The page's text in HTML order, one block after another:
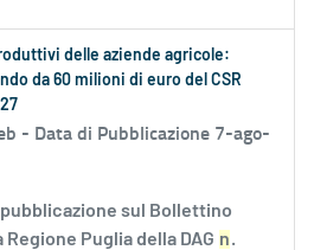
delle aziende agricole:
da 60 milioni di euro del CSR
- Data di Pubblicazione 7-ago-
sul Bollettino
Puglia della DAG n.